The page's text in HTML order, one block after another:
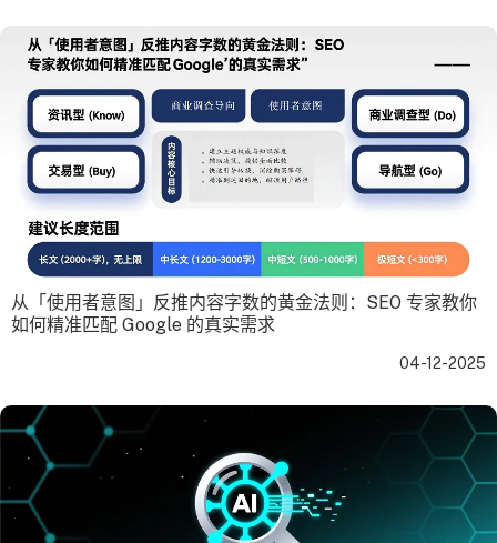
从「使用者意图」反推内容字数的黄金法则：SEO 专家教你
如何精准匹配 Google 的真实需求
04-12-2025